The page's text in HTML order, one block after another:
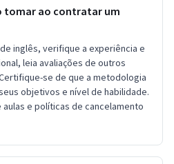
tomar ao contratar um
inglês, verifique a experiência e
leia avaliações de outros
se de que a metodologia
objetivos e nível de habilidade.
e políticas de cancelamento